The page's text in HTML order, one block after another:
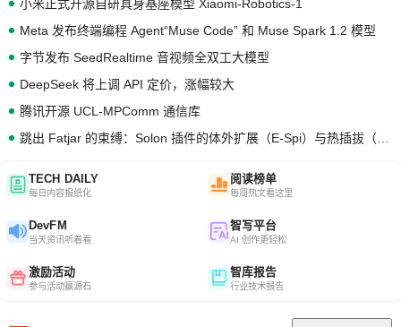
小米正式开源自研具身基座模型 Xiaomi-Robotics-1
Meta 发布终端编程 Agent“Muse Code” 和 Muse Spark 1.2 模型
字节发布 SeedRealtime 音视频全双工大模型
DeepSeek 将上调 API 定价，涨幅较大
腾讯开源 UCL-MPComm 通信库
TECH DAILY
每日内容报纸化
阅读榜单
每周热文看这里
DevFM
当天资讯听着看
智写平台
AI 创作更轻松
激励活动
参与活动赢源石
智库报告
行业技术报告